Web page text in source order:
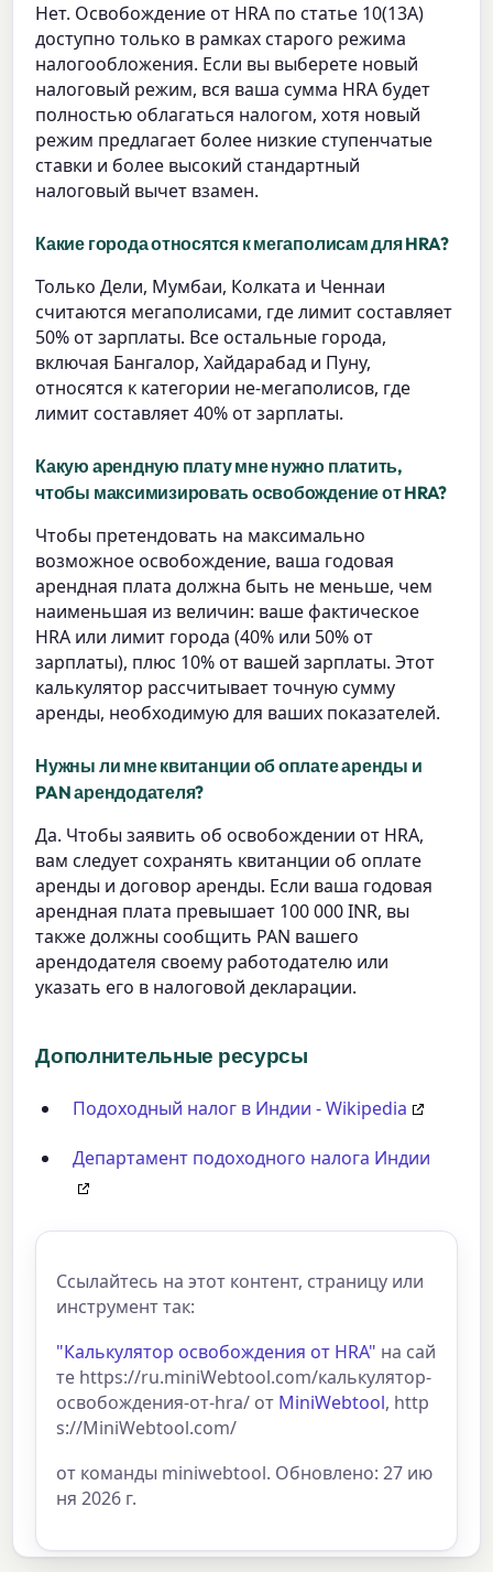
Нет. Освобождение от HRA по статье 10(13A)
доступно только в рамках старого режима
налогообложения. Если вы выберете новый
налоговый режим, вся ваша сумма HRA будет
полностью облагаться налогом, хотя новый
режим предлагает более низкие ступенчатые
ставки и более высокий стандартный
налоговый вычет взамен.
Какие города относятся к мегаполисам для HRA?
Только Дели, Мумбаи, Колката и Ченнаи
считаются мегаполисами, где лимит составляет
50% от зарплаты. Все остальные города,
включая Бангалор, Хайдарабад и Пуну,
относятся к категории не-мегаполисов, где
лимит составляет 40% от зарплаты.
Какую арендную плату мне нужно платить,
чтобы максимизировать освобождение от HRA?
Чтобы претендовать на максимально
возможное освобождение, ваша годовая
арендная плата должна быть не меньше, чем
наименьшая из величин: ваше фактическое
HRA или лимит города (40% или 50% от
зарплаты), плюс 10% от вашей зарплаты. Этот
калькулятор рассчитывает точную сумму
аренды, необходимую для ваших показателей.
Нужны ли мне квитанции об оплате аренды и
PAN арендодателя?
Да. Чтобы заявить об освобождении от HRA,
вам следует сохранять квитанции об оплате
аренды и договор аренды. Если ваша годовая
арендная плата превышает 100 000 INR, вы
также должны сообщить PAN вашего
арендодателя своему работодателю или
указать его в налоговой декларации.
Дополнительные ресурсы
Подоходный налог в Индии - Wikipedia
Департамент подоходного налога Индии
Ссылайтесь на этот контент, страницу или
инструмент так:
"Калькулятор освобождения от HRA" на сай
те https://ru.miniWebtool.com/калькулятор-
освобождения-от-hra/ от MiniWebtool, http
s://MiniWebtool.com/
от команды miniwebtool. Обновлено: 27 ию
ня 2026 г.